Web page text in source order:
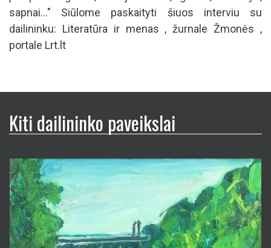
sapnai..." Siūlome paskaityti šiuos interviu su
dailininku: Literatūra ir menas , žurnale Žmonės ,
portale Lrt.lt
Kiti dailininko paveikslai